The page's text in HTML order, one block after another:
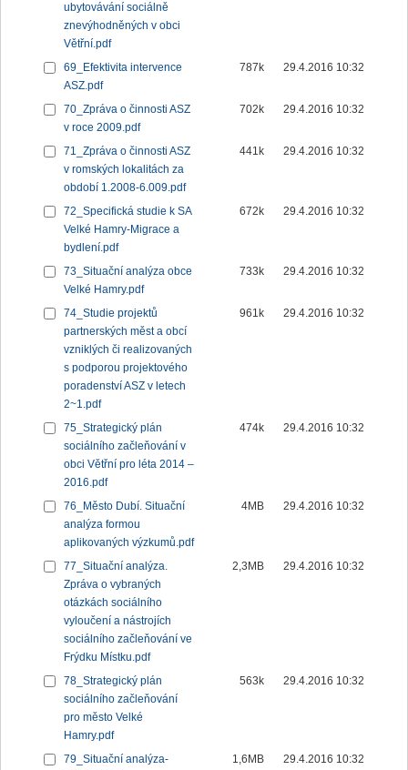
ubytovávání sociálně
znevýhodněných v obci
Větřní.pdf
69_Efektivita intervence
ASZ.pdf
787k 29.4.2016 10:32
70_Zpráva o činnosti ASZ
v roce 2009.pdf
702k 29.4.2016 10:32
71_Zpráva o činnosti ASZ
v romských lokalitách za
období 1.2008-6.009.pdf
441k 29.4.2016 10:32
72_Specifická studie k SA
Velké Hamry-Migrace a
bydlení.pdf
672k 29.4.2016 10:32
73_Situační analýza obce
Velké Hamry.pdf
733k 29.4.2016 10:32
74_Studie projektů
partnerských měst a obcí
vzniklých či realizovaných
s podporou projektového
poradenství ASZ v letech
2~1.pdf
961k 29.4.2016 10:32
75_Strategický plán
sociálního začleňování v
obci Větřní pro léta 2014 –
2016.pdf
474k 29.4.2016 10:32
76_Město Dubí. Situační
analýza formou
aplikovaných výzkumů.pdf
4MB 29.4.2016 10:32
77_Situační analýza.
Zpráva o vybraných
otázkách sociálního
vyloučení a nástrojích
sociálního začleňování ve
Frýdku Místku.pdf
2,3MB 29.4.2016 10:32
78_Strategický plán
sociálního začleňování
pro město Velké
Hamry.pdf
563k 29.4.2016 10:32
79_Situační analýza-
1,6MB 29.4.2016 10:32